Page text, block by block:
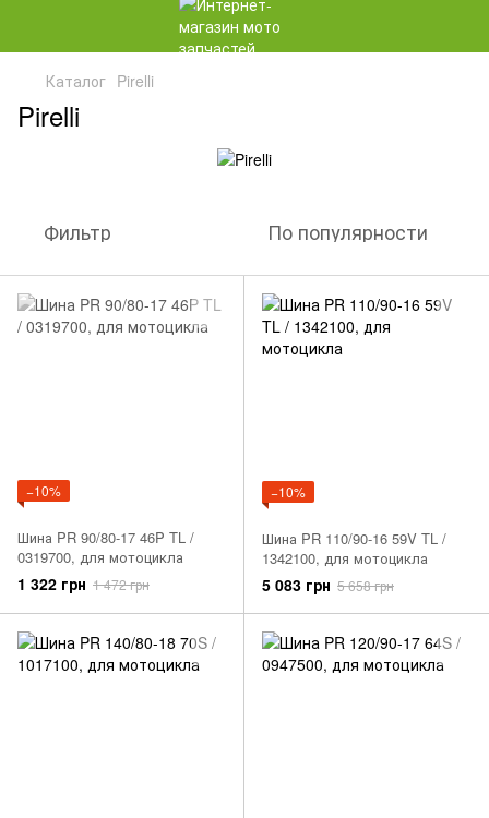
Каталог Pirelli
Pirelli
Фильтр По популярности
−10%
Шина PR 90/80-17 46P TL /
0319700, для мотоцикла
1 322 грн 1 472 грн
−10%
Шина PR 110/90-16 59V TL /
1342100, для мотоцикла
5 083 грн 5 658 грн